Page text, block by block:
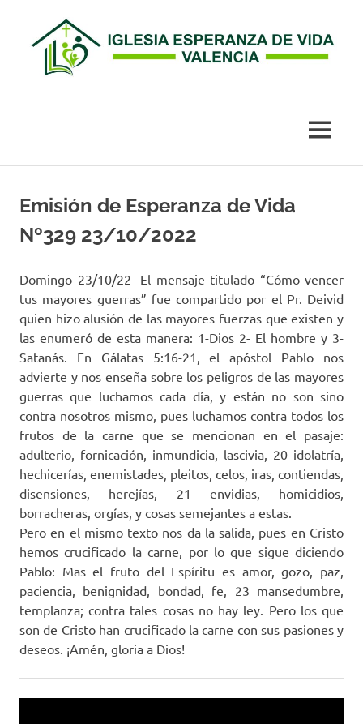
contenido
Valencia
MENÚ
Emisión de Esperanza de Vida
Nº329 23/10/2022
Domingo 23/10/22- El mensaje titulado “Cómo vencer
tus mayores guerras” fue compartido por el Pr. Deivid
quien hizo alusión de las mayores fuerzas que existen y
las enumeró de esta manera: 1-Dios 2- El hombre y 3-
Satanás. En Gálatas 5:16-21, el apóstol Pablo nos
advierte y nos enseña sobre los peligros de las mayores
guerras que luchamos cada día, y están no son sino
contra nosotros mismo, pues luchamos contra todos los
frutos de la carne que se mencionan en el pasaje:
adulterio, fornicación, inmundicia, lascivia, 20 idolatría,
hechicerías, enemistades, pleitos, celos, iras, contiendas,
disensiones, herejías, 21 envidias, homicidios,
borracheras, orgías, y cosas semejantes a estas.
Pero en el mismo texto nos da la salida, pues en Cristo
hemos crucificado la carne, por lo que sigue diciendo
Pablo: Mas el fruto del Espíritu es amor, gozo, paz,
paciencia, benignidad, bondad, fe, 23 mansedumbre,
templanza; contra tales cosas no hay ley. Pero los que
son de Cristo han crucificado la carne con sus pasiones y
deseos. ¡Amén, gloria a Dios!